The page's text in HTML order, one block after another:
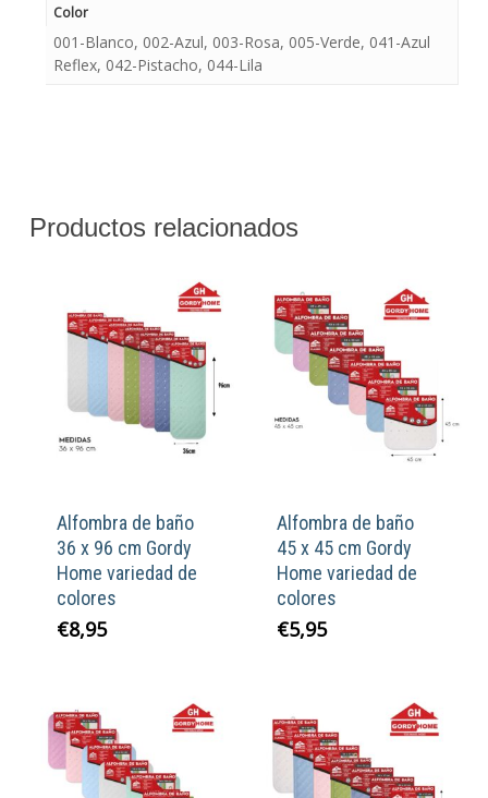
Color
001-Blanco, 002-Azul, 003-Rosa, 005-Verde, 041-Azul
Reflex, 042-Pistacho, 044-Lila
Productos relacionados
Alfombra de baño
36 x 96 cm Gordy
Home variedad de
colores
€8,95
Alfombra de baño
45 x 45 cm Gordy
Home variedad de
colores
€5,95